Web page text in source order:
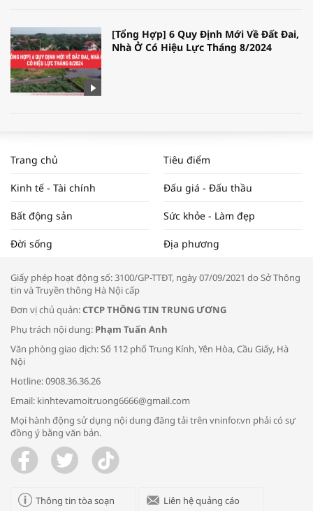
[Tổng Hợp] 6 Quy Định Mới Về Đất Đai,
Nhà Ở Có Hiệu Lực Tháng 8/2024
NAM NĂM 2024 VÀ NĂM 2025 | NHỊP
ĐẬP THỊ TRƯỜNG #62
Tọa đàm “Xúc tiến thương mại: Khơi
Bác sĩ tư vấn cách phòng tránh bệnh
đường hô hấp trong thời tiết giao mùa
Trao yêu thương cho em
Trang chủ Tiêu điểm
Kinh tế - Tài chính Đấu giá - Đấu thầu
Bất động sản Sức khỏe - Làm đẹp
Đời sống Địa phương
Giấy phép hoạt động số: 3100/GP-TTĐT, ngày 07/09/2021 do Sở Thông
tin và Truyền thông Hà Nội cấp
Đơn vị chủ quản:CTCP THÔNG TIN TRUNG ƯƠNG
Phụ trách nội dung: Phạm Tuấn Anh
Văn phòng giao dịch: Số 112 phố Trung Kính, Yên Hòa, Cầu Giấy, Hà
Nội
Hotline: 0908.36.36.26
Email: kinhtevamoitruong6666@gmail.com
Mọi hành động sử dụng nội dung đăng tải trên vninfor.vn phải có sự
đồng ý bằng văn bản.
Thông tin tòa soạn Liên hệ quảng cáo